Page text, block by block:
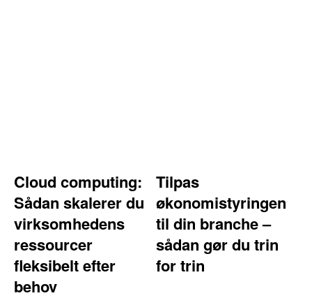
Cloud computing:
Sådan skalerer du
virksomhedens
ressourcer
fleksibelt efter
behov
Tilpas
økonomistyringen
til din branche –
sådan gør du trin
for trin